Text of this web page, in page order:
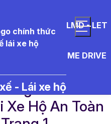
LMD - LET
ME DRIVE
- Lái xe hộ
Xe Hộ An Toàn